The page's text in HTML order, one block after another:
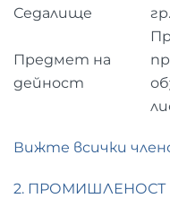
Седалище
Предмет на
дейност
Вижте всички
2. ПРОМИШЛЕНОСТ